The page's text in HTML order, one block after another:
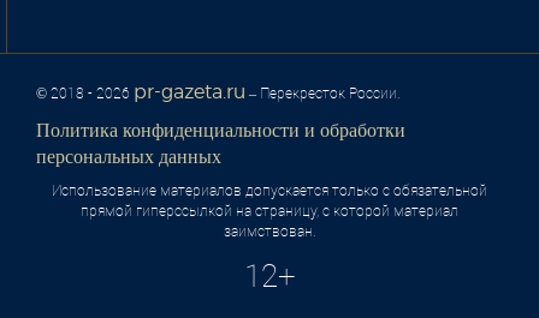
© 2018 - 2026 pr-gazeta.ru – Перекресток России.
Политика конфиденциальности и обработки
персональных данных
Использование материалов допускается только с обязательной
прямой гиперссылкой на страницу, с которой материал
заимствован.
12+